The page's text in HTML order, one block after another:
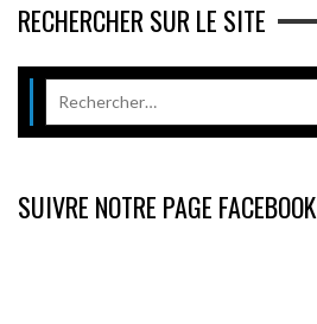
RECHERCHER SUR LE SITE
SUIVRE NOTRE PAGE FACEBOOK